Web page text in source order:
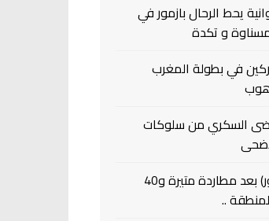
يحط الرحال بازمور في
و تكدة
في بطولة المغرب
هوب
السكري من سلوكات
سقوط (الإمبراطور) بعد مطاردة متيرة و40
..